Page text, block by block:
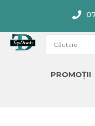
content
PROMOȚII